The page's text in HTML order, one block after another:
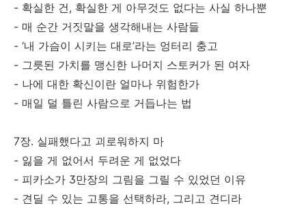
- 확실한 건, 확실한 게 아무것도 없다는 사실 하나뿐
- 매 순간 거짓말을 생각해내는 사람들
- ‘내 가슴이 시키는 대로’라는 엉터리 충고
- 그릇된 가치를 맹신한 나머지 스토커가 된 여자
- 나에 대한 확신이란 얼마나 위험한가
- 매일 덜 틀린 사람으로 거듭나는 법
7장. 실패했다고 괴로워하지 마
- 잃을 게 없어서 두려운 게 없었다
- 피카소가 3만장의 그림을 그릴 수 있었던 이유
- 견딜 수 있는 고통을 선택하라, 그리고 견디라